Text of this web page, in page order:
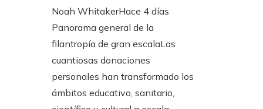
Noah WhitakerHace 4 días
Panorama general de la
filantropía de gran escalaLas
cuantiosas donaciones
personales han transformado los
ámbitos educativo, sanitario,